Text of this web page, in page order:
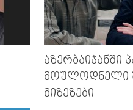
ᲐᲖᲔᲠᲑᲐᲘᲯᲐᲜᲨᲘ
ᲛᲝᲣᲚᲝᲓᲜᲔᲚᲘ
ᲛᲘᲖᲔᲖᲔᲑᲘ